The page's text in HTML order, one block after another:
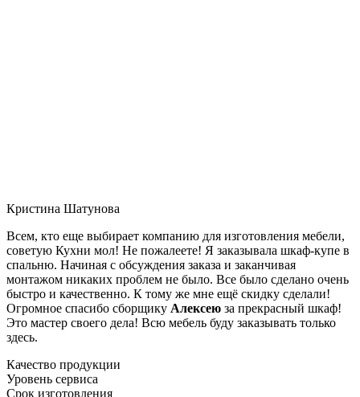
Кристина Шатунова
Всем, кто еще выбирает компанию для изготовления мебели,
советую Кухни мол! Не пожалеете! Я заказывала шкаф-купе в
спальню. Начиная с обсуждения заказа и заканчивая
монтажом никаких проблем не было. Все было сделано очень
быстро и качественно. К тому же мне ещё скидку сделали!
Огромное спасибо сборщику Алексею за прекрасный шкаф!
Это мастер своего дела! Всю мебель буду заказывать только
здесь.
Качество продукции
Уровень сервиса
Срок изготовления